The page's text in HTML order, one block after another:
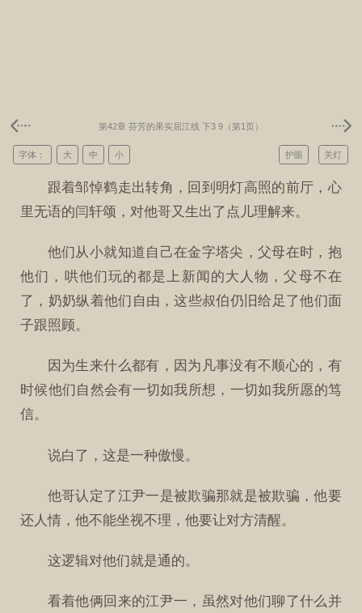
第42章 芬芳的果实屈江线 下3 9（第1页）
关灯
护眼
字体： 大 中 小
跟着邹悼鹤走出转角，回到明灯高照的前厅，心
里无语的闫轩颂，对他哥又生出了点儿理解来。
他们从小就知道自己在金字塔尖，父母在时，抱
他们，哄他们玩的都是上新闻的大人物，父母不在
了，奶奶纵着他们自由，这些叔伯仍旧给足了他们面
子跟照顾。
因为生来什么都有，因为凡事没有不顺心的，有
时候他们自然会有一切如我所想，一切如我所愿的笃
信。
说白了，这是一种傲慢。
他哥认定了江尹一是被欺骗那就是被欺骗，他要
还人情，他不能坐视不理，他要让对方清醒。
这逻辑对他们就是通的。
看着他俩回来的江尹一，虽然对他们聊了什么并